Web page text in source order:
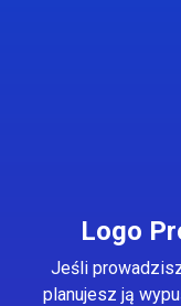
Logo
Jeśli
planujesz ją